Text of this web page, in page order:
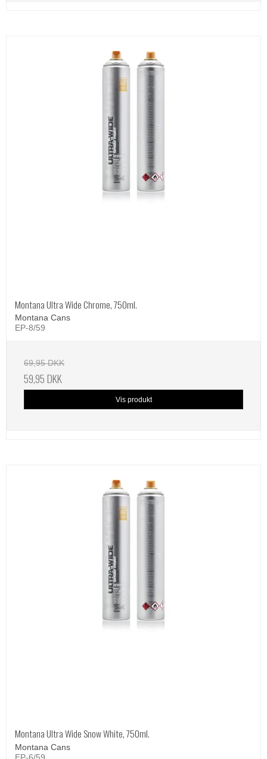
Montana Ultra Wide Chrome, 750ml.
Montana Cans
EP-8/59
69,95 DKK
59,95 DKK
Vis produkt
Montana Ultra Wide Snow White, 750ml.
Montana Cans
EP-6/59